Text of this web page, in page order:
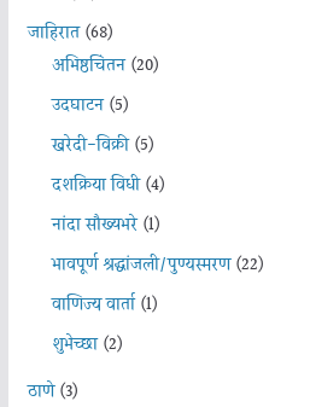
जाहिरात(68)
अभिष्ठचिंतन(20)
उदघाटन(5)
खरेदी-विक्री(5)
दशक्रिया विधी(4)
नांदा सौख्यभरे(1)
भावपूर्ण श्रद्धांजली/पुण्यस्मरण(22)
वाणिज्य वार्ता(1)
शुभेच्छा(2)
ठाणे(3)